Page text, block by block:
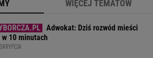
WIĘCEJ TEMATÓW
Adwokat: Dziś rozwód mieści
w 10 minutach